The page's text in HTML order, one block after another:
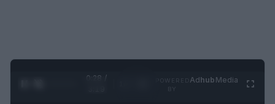
0:29 /
Adhub Media